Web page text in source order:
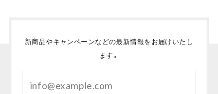
新商品やキャンペーンなどの最新情報をお届けいたし
ます。